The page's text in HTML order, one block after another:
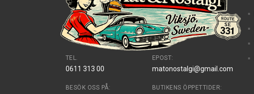
TEL.
0611 313 00
EPOST:
matonostalgi@gmail.com
BESÖK OSS PÅ: BUTIKENS ÖPPETTIDER: